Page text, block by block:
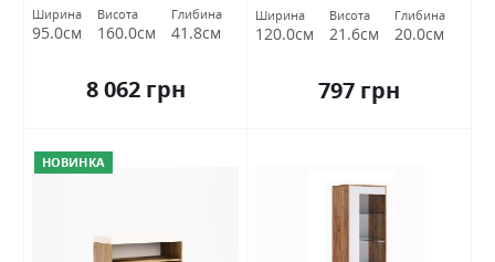
Ширина
95.0см
Висота
160.0см
Глибина
41.8см
8 062 грн
Ширина
120.0см
Висота
21.6см
Глибина
20.0см
797 грн
НОВИНКА